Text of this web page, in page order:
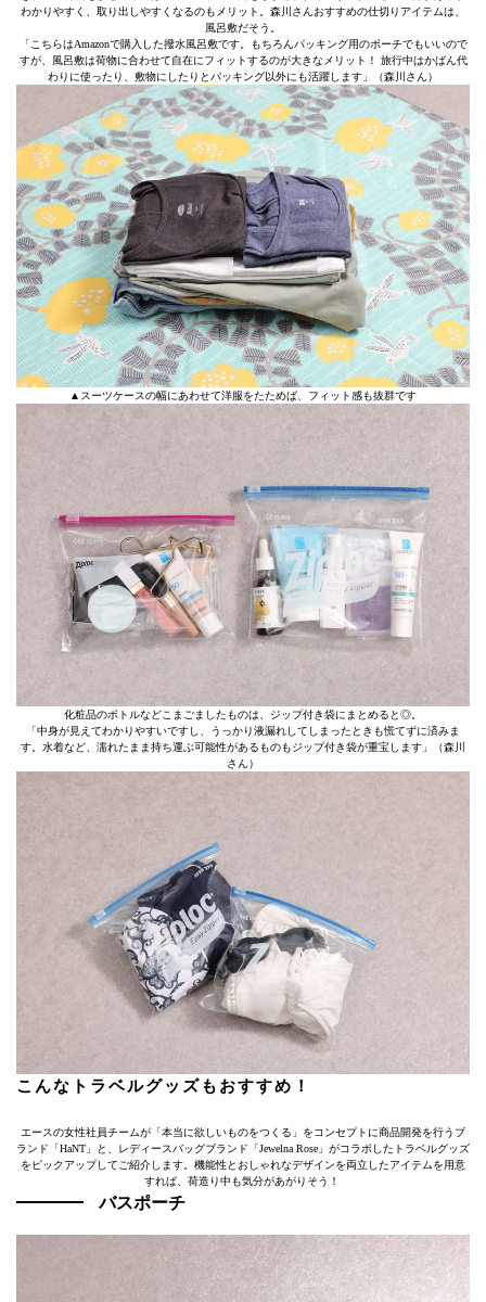
わかりやすく、取り出しやすくなるのもメリット。森川さんおすすめの仕切りアイテムは、
風呂敷だそう。
「こちらはAmazonで購入した撥水風呂敷です。もちろんパッキング用のポーチでもいいので
すが、風呂敷は荷物に合わせて自在にフィットするのが大きなメリット！ 旅行中はかばん代
わりに使ったり、敷物にしたりとパッキング以外にも活躍します」（森川さん）
▲スーツケースの幅にあわせて洋服をたためば、フィット感も抜群です
化粧品のボトルなどこまごましたものは、ジップ付き袋にまとめると◎。
「中身が見えてわかりやすいですし、うっかり液漏れしてしまったときも慌てずに済みま
す。水着など、濡れたまま持ち運ぶ可能性があるものもジップ付き袋が重宝します」（森川
さん）
こんなトラベルグッズもおすすめ！
エースの女性社員チームが「本当に欲しいものをつくる」をコンセプトに商品開発を行うブ
ランド「HaNT」と、レディースバッグブランド「Jewelna Rose」がコラボしたトラベルグッズ
をピックアップしてご紹介します。機能性とおしゃれなデザインを両立したアイテムを用意
すれば、荷造り中も気分があがりそう！
バスポーチ